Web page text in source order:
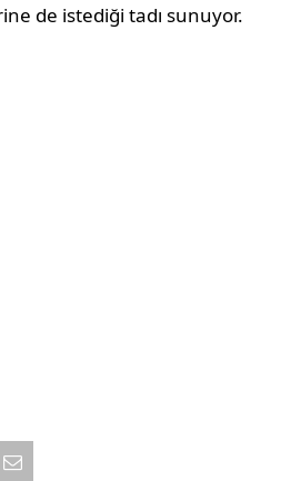
de istediği tadı sunuyor.